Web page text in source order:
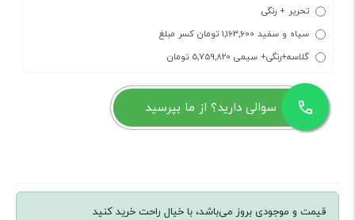
تحریر + رنگی
سیاه و سفید 1,163,600 تومان کسر مبلغ
گلاسه+رنگی+ سیمی 5,759,820 تومان
سوالی دارید؟ از ما بپرسید
قیمت و موجودی بروز می‌باشد، با خیال راحت خرید کنید